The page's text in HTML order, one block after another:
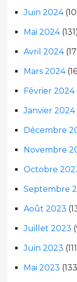
Juin 2024
Mai 2024(131)
Avril 2024
Mars 2024
Février 2024
Janvier 2024
Décembre
Novembre
Octobre
Septembre
Août 2023
Juillet 2023
Juin 2023
Mai 2023